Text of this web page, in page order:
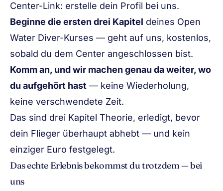
Center-Link: erstelle dein Profil bei uns.
Beginne die ersten drei Kapitel deines Open
Water Diver-Kurses — geht auf uns, kostenlos,
sobald du dem Center angeschlossen bist.
Komm an, und wir machen genau da weiter, wo
du aufgehört hast — keine Wiederholung,
keine verschwendete Zeit.
Das sind drei Kapitel Theorie, erledigt, bevor
dein Flieger überhaupt abhebt — und kein
einziger Euro festgelegt.
Das echte Erlebnis bekommst du trotzdem — bei
uns